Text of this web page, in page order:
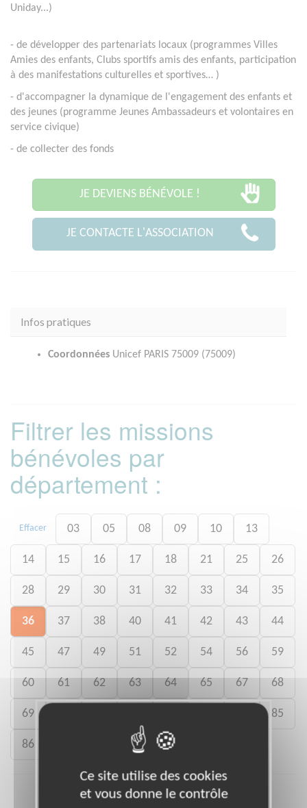
Uniday...)
- de développer des partenariats locaux (programmes Villes
Amies des enfants, Clubs sportifs amis des enfants, participation
à des manifestations culturelles et sportives… )
- d'accompagner la dynamique de l'engagement des enfants et
des jeunes (programme Jeunes Ambassadeurs et volontaires en
service civique)
- de collecter des fonds
JE DEVIENS BÉNÉVOLE !
JE CONTACTE L'ASSOCIATION
Infos pratiques
Coordonnées Unicef PARIS 75009 (75009)
Filtrer les missions
bénévoles par
département :
Effacer 03 05 08 09 10 13
14 15 16 17 18 21 25 26
28 29 30 31 32 33 34 35
36 37 38 40 41 42 43 44
45 47 49 51 52 54 56 59
60 61 62 63 64 65 67 68
69 85
86
Ce site utilise des cookies
et vous donne le contrôle